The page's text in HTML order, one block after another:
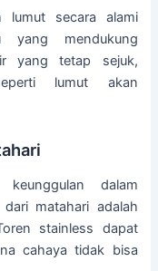
lumut secara alami
yang mendukung
yang tetap sejuk,
lumut akan
dalam
dari matahari adalah
stainless dapat
cahaya tidak bisa